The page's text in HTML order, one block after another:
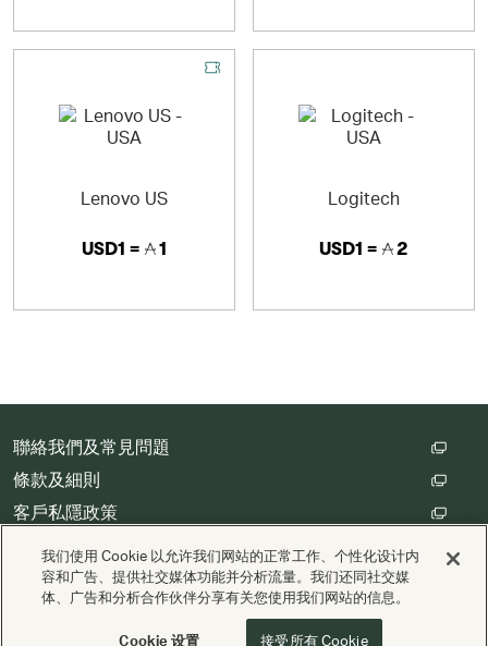
Lenovo US
USD1 = 1
Logitech
USD1 = 2
聯絡我們及常見問題
條款及細則
客戶私隱政策
數碼存根設定
版權 © Cathay Pacific Airways Limited 國泰航空有限公司
Valuedynamx支援
我们使用 Cookie 以允许我们网站的正常工作、个性化设计内
容和广告、提供社交媒体功能并分析流量。我们还同社交媒
体、广告和分析合作伙伴分享有关您使用我们网站的信息。
Cookie 设置 接受所有 Cookie